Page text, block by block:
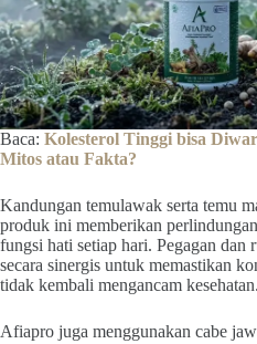
Baca: Kolesterol Tinggi bisa
Mitos atau Fakta?
Kandungan temulawak serta temu
produk ini memberikan
fungsi hati setiap hari. Pegagan dan
secara sinergis untuk memastikan
tidak kembali mengancam kesehatan.
Afiapro juga menggunakan cabe